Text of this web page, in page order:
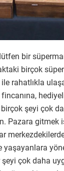
lütfen bir
birçok
rahatlıkla
birçok şeyi çok
Pazara gitmek
yaşayanlara
çok daha